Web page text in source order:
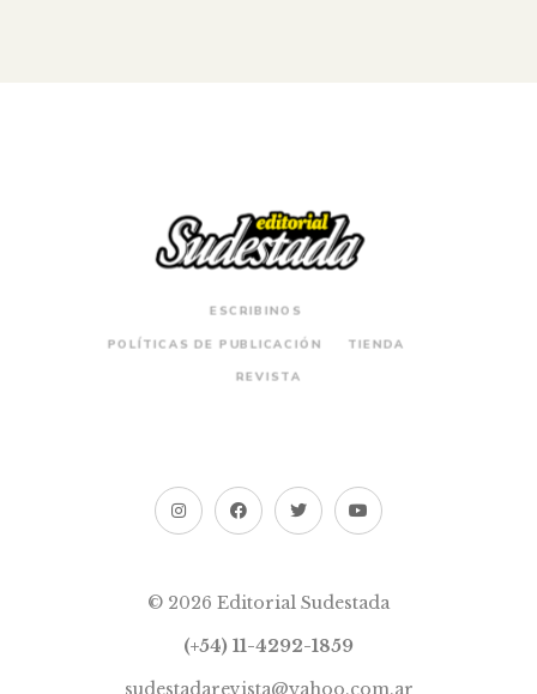
ESCRIBINOS
POLÍTICAS DE PUBLICACIÓN TIENDA
REVISTA
© 2026 Editorial Sudestada
(+54) 11-4292-1859
sudestadarevista@yahoo.com.ar